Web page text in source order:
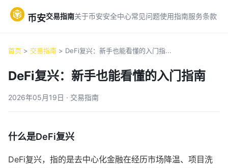
币安交易指南关于币安安全中心常见问题使用指南服务条款
首页 > 交易指南 > DeFi复兴：新手也能看懂的入门指...
DeFi复兴：新手也能看懂的入门指南
2026年05月19日 · 交易指南
什么是DeFi复兴
DeFi复兴，指的是去中心化金融在经历市场降温、项目洗